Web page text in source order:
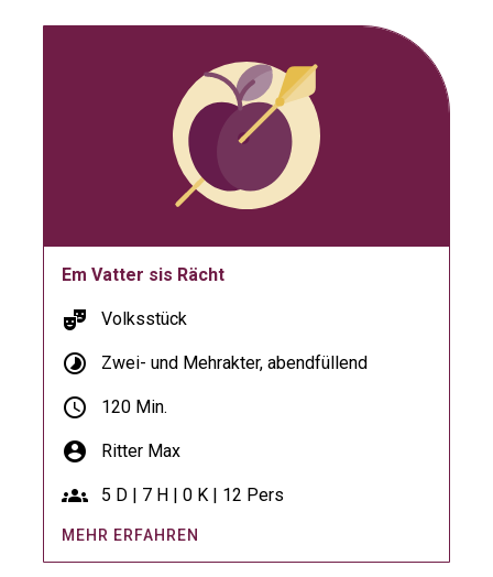
Em Vatter sis Rächt
theater_comedy Volksstück
timelapse Zwei- und Mehrakter, abendfüllend
schedule 120 Min.
account_circle Ritter Max
groups 5 D | 7 H | 0 K | 12 Pers
MEHR ERFAHREN